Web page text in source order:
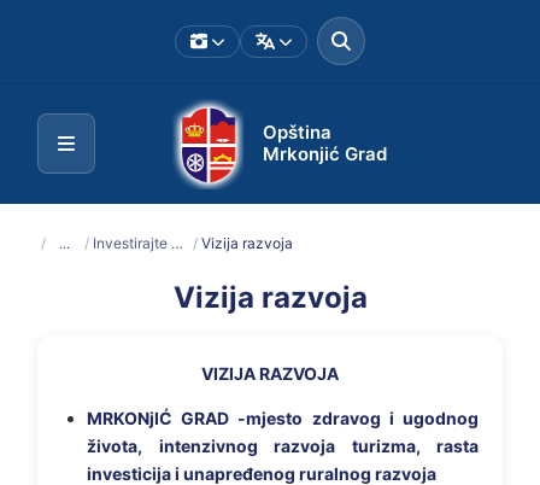
Opština
Mrkonjić Grad
/ ... / Investirajte u Mrkonjić Grad / Vizija razvoja
Vizija razvoja
VIZIJA RAZVOJA
MRKONjIĆ GRAD -mjesto zdravog i ugodnog
života, intenzivnog razvoja turizma, rasta
investicija i unapređenog ruralnog razvoja